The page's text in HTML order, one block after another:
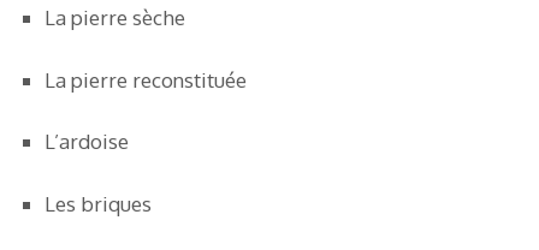
La pierre sèche
La pierre reconstituée
L’ardoise
Les briques